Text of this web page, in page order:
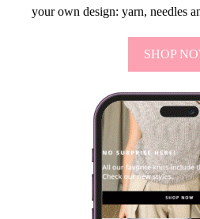
your own design: yarn, needles
SHOP